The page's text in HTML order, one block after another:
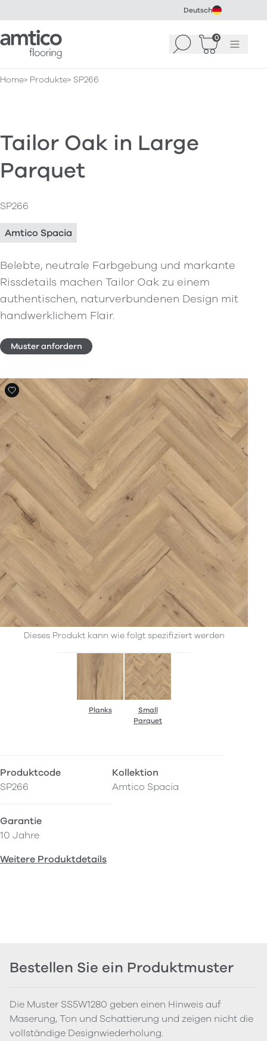
Deutsch
Amtico Flooring Suchen 0
WarenkorbMenü
Home Produkte SP266
Tailor Oak in Large
Parquet
SP266
Amtico Spacia
Belebte, neutrale Farbgebung und markante
Rissdetails machen Tailor Oak zu einem
authentischen, naturverbundenen Design mit
handwerklichem Flair.
Muster anfordern
Dieses Produkt kann wie folgt spezifiziert werden
Planks
Small
Parquet
Produktcode
SP266
Kollektion
Amtico Spacia
Garantie
10 Jahre
Weitere Produktdetails
Bestellen Sie ein Produktmuster
Die Muster SS5W1280 geben einen Hinweis auf
Maserung, Ton und Schattierung und zeigen nicht die
vollständige Designwiederholung.